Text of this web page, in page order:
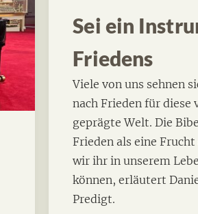
Sei ein
Friedens
Viele von uns sehnen
nach Frieden für diese
geprägte Welt. Die
Frieden als eine Frucht
wir ihr in unserem
können, erläutert
Predigt.